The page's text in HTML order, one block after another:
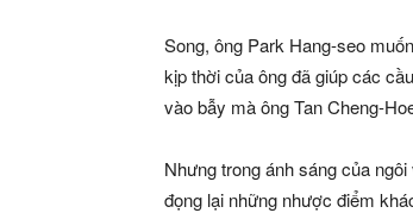
Song, ông Park Hang-seo
kịp thời của ông đã giúp các
vào bẫy mà ông Tan Cheng-
Nhưng trong ánh sáng của
đọng lại những nhược điểm